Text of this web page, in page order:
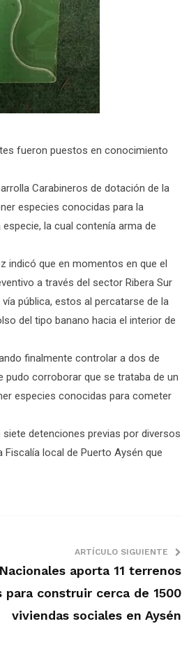
fueron puestos en conocimiento
Carabineros de dotación de la
especies conocidas para la
la cual contenía arma de
indicó que en momentos en que el
a través del sector Ribera Sur
pública, estos al percatarse de la
del tipo banano hacia el interior de
finalmente controlar a dos de
pudo corroborar que se trataba de un
especies conocidas para cometer
detenciones previas por diversos
local de Puerto Aysén que
ARTÍCULO SIGUIENTE
aporta 11 terrenos
para construir cerca de 1500
viviendas sociales en Aysén